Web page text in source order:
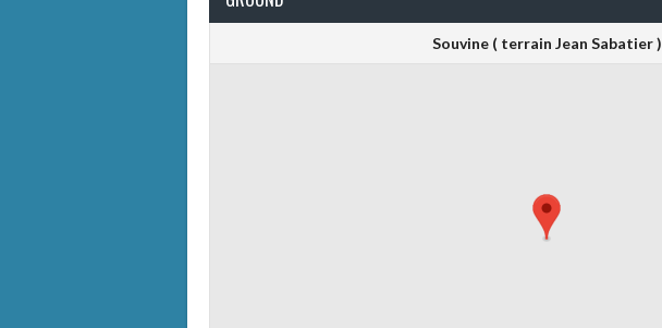
Souvine ( terrain Jean Sabatier )